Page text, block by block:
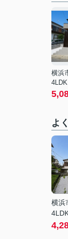
よ
横浜